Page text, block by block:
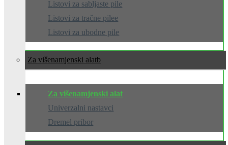
Listovi za sabljaste pile
Listovi za tračne pilee
Listovi za ubodne pile
Za višenamjenski alat
Za višenamjenski alat
Univerzalni nastavci
Dremel pribor